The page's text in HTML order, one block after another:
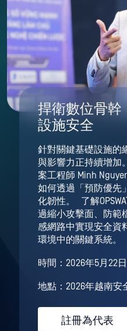
捍衛數位骨幹
設施安全
針對關鍵基礎設施的
與影響力正持續增加
案工程師 Minh
如何透過「預防優先
化韌性。 了解
過縮小攻擊面、防範
感網路中實現安全資
環境中的關鍵系統。
時間：2026年5月22
地點：2026年越南安
註冊為代表